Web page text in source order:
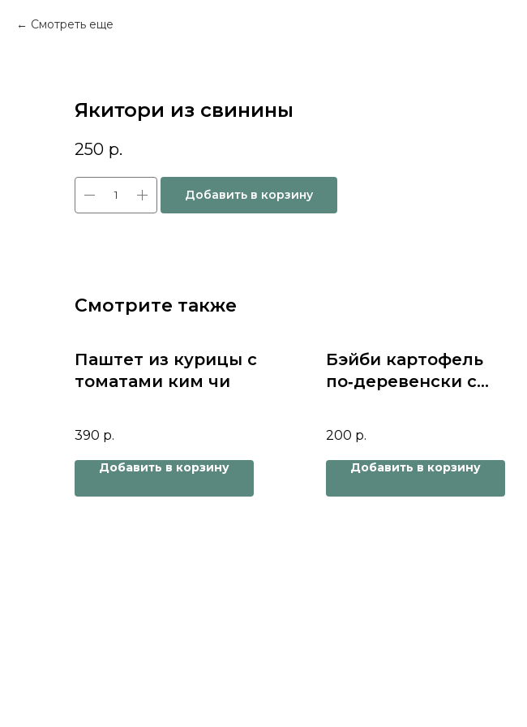
Смотреть еще
Якитори из свинины
250 р.
Добавить в корзину
Смотрите также
Паштет из курицы с
томатами ким чи
390 р.
Добавить в корзину
Бэйби картофель
по‑деревенски с
200 р.
Добавить в корзину